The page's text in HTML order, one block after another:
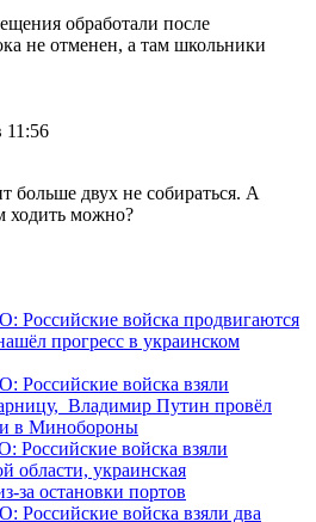
обработали после
не отменен, а там школьники
11:56
больше двух не собираться. А
ходить можно?
Российские войска продвигаются
прогресс в украинском
Российские войска взяли
Владимир Путин провёл
в Минобороны
Российские войска взяли
области, украинская
за остановки портов
Российские войска взяли два